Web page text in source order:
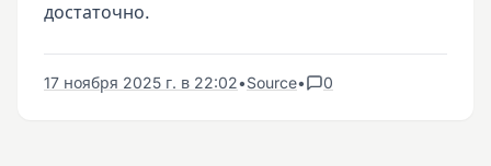
достаточно.
17 ноября 2025 г. в 22:02•Source• 0